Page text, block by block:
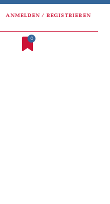
ANMELDEN / REGISTRIEREN
0